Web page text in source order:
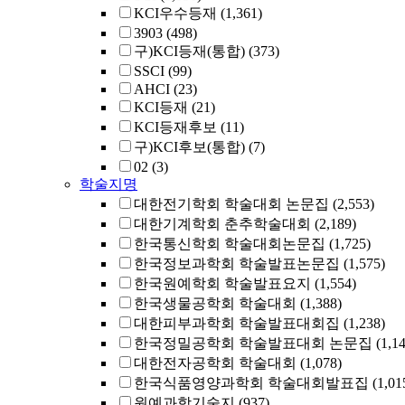
KCI우수등재 (1,361)
3903 (498)
구)KCI등재(통합) (373)
SSCI (99)
AHCI (23)
KCI등재 (21)
KCI등재후보 (11)
구)KCI후보(통합) (7)
02 (3)
학술지명
대한전기학회 학술대회 논문집 (2,553)
대한기계학회 춘추학술대회 (2,189)
한국통신학회 학술대회논문집 (1,725)
한국정보과학회 학술발표논문집 (1,575)
한국원예학회 학술발표요지 (1,554)
한국생물공학회 학술대회 (1,388)
대한피부과학회 학술발표대회집 (1,238)
한국정밀공학회 학술발표대회 논문집
대한전자공학회 학술대회 (1,078)
한국식품영양과학회 학술대회발표집